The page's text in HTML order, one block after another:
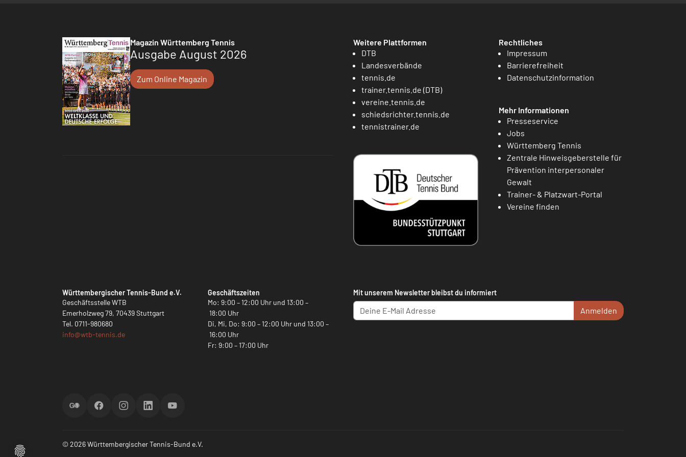
Magazin Württemberg Tennis
Ausgabe August 2026
Zum Online Magazin
Weitere Plattformen
DTB
Landesverbände
tennis.de
trainer.tennis.de (DTB)
vereine.tennis.de
schiedsrichter.tennis.de
tennistrainer.de
Rechtliches
Impressum
Barrierefreiheit
Datenschutzinformation
Mehr Informationen
Presseservice
Jobs
Württemberg Tennis
Zentrale Hinweisgeberstelle für
Prävention interpersonaler
Gewalt
Trainer- & Platzwart-Portal
Vereine finden
Württembergischer Tennis-Bund e.V.
Geschäftsstelle WTB
Emerholzweg 79, 70439 Stuttgart
Tel. 0711-980680
info@wtb-tennis.de
Geschäftszeiten
Mo: 9:00 – 12:00 Uhr und 13:00 –
18:00 Uhr
Di, Mi, Do: 9:00 – 12:00 Uhr und 13:00 –
16:00 Uhr
Fr: 9:00 – 17:00 Uhr
Mit unserem Newsletter bleibst du informiert
Anmelden
ScoreGOFacebookInstagramLinkedInYouTube
© 2026 Württembergischer Tennis-Bund e.V.